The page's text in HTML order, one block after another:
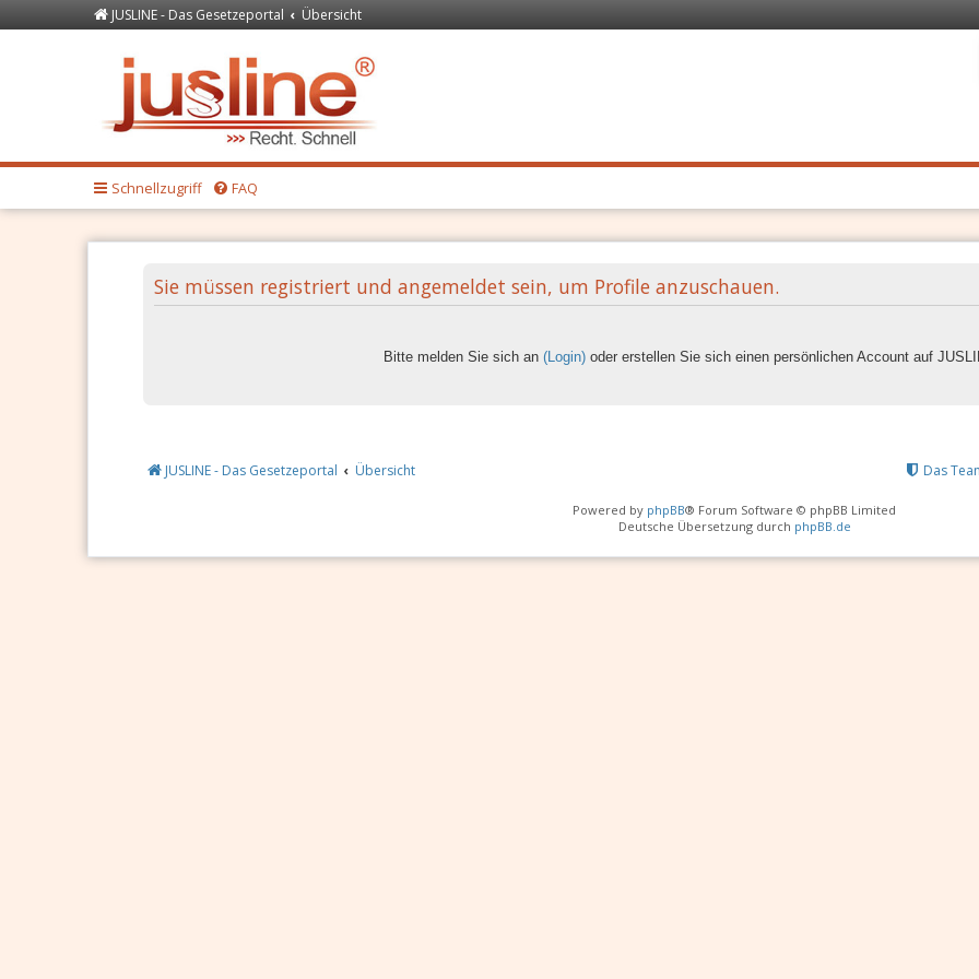
JUSLINE - Das Gesetzeportal Übersicht
Schnellzugriff FAQ
Sie müssen registriert und angemeldet sein, um Profile anzuschauen.
Bitte melden Sie sich an (Login) oder erstellen Sie sich einen persönlichen Account auf
JUSLINE - Das Gesetzeportal Übersicht Das
Powered by phpBB® Forum Software © phpBB Limited
Deutsche Übersetzung durch phpBB.de